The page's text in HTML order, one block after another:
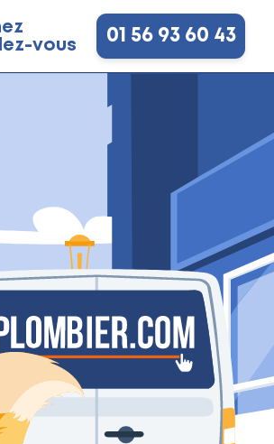
vous
01 56 93 60 43